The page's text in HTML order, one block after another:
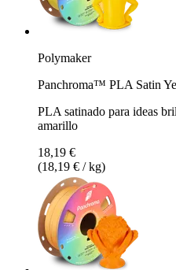
Polymaker
Panchroma™ PLA Satin
PLA satinado para ideas
amarillo
18,19 €
(18,19 € / kg)